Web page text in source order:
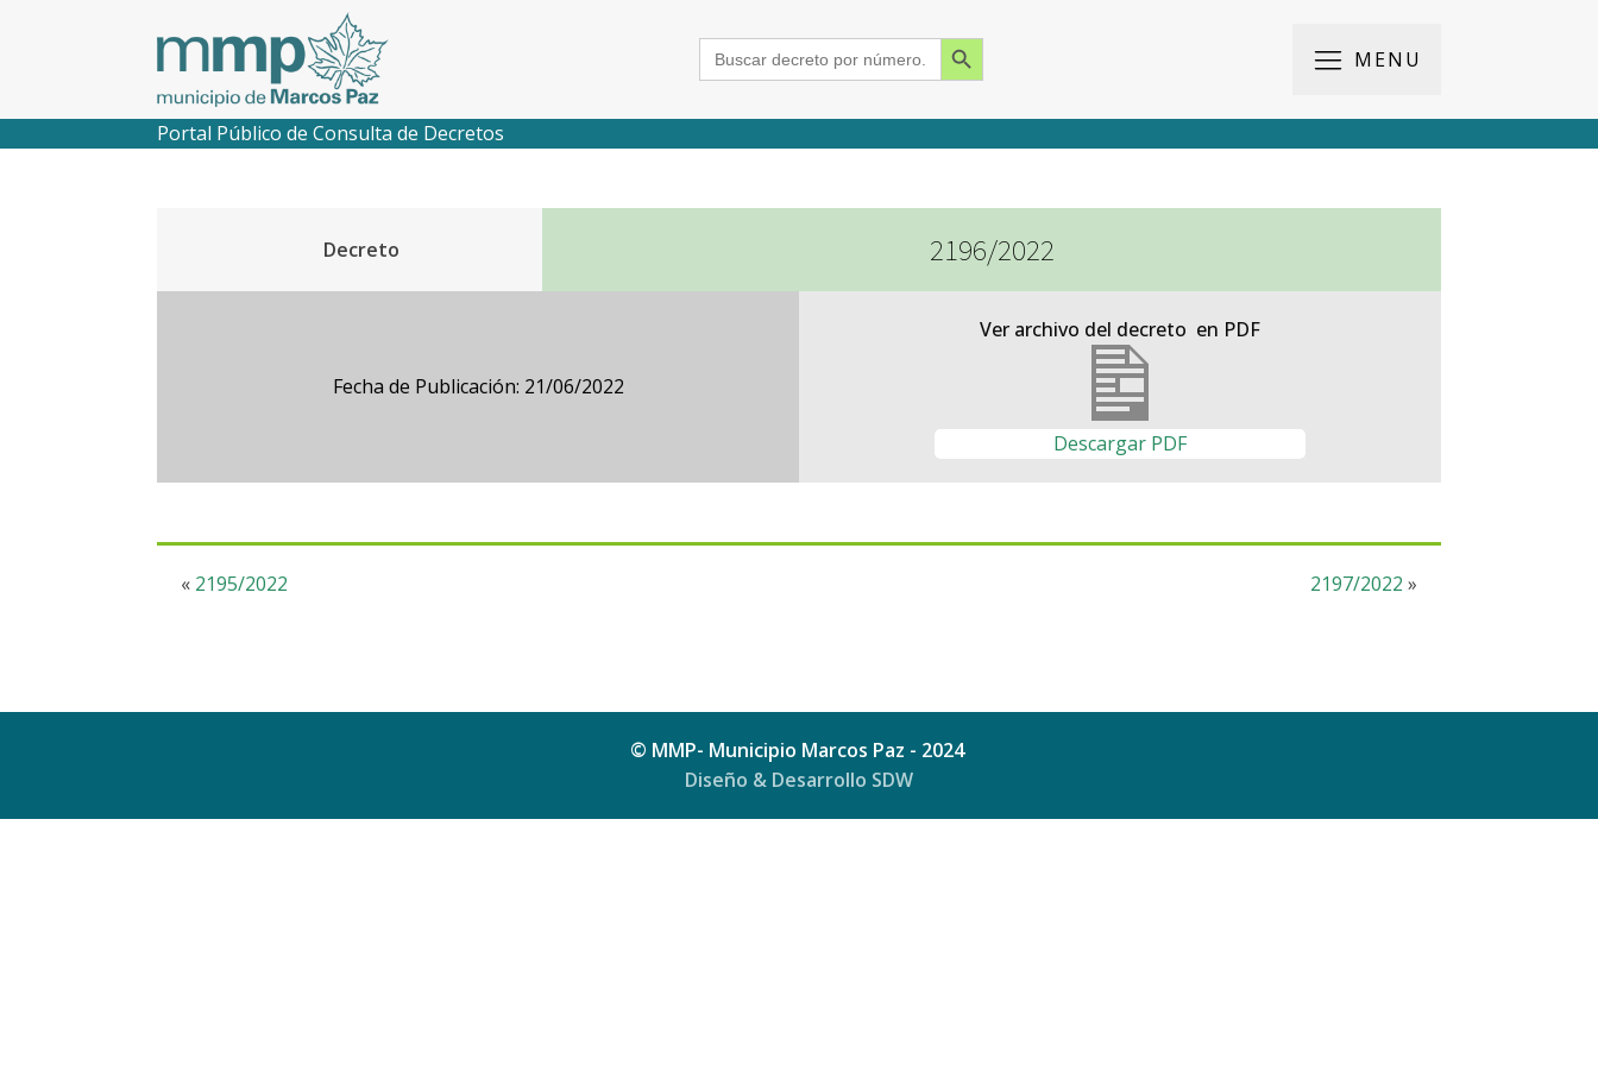
Search
for:
Search Button
MENU
2018
2017
2016
2015
Portal Público de Consulta de Decretos
Decreto 2196/2022
Fecha de Publicación: 21/06/2022
Ver archivo del decreto en PDF
Descargar PDF
« 2195/2022 2197/2022 »
© MMP- Municipio Marcos Paz - 2024
Diseño & Desarrollo SDW